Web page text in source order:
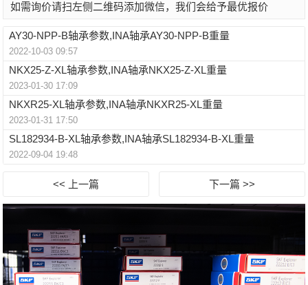
如需询价请扫左侧二维码添加微信，我们会给予最优报价
AY30-NPP-B轴承参数,INA轴承AY30-NPP-B重量
2022-10-03 09:57
NKX25-Z-XL轴承参数,INA轴承NKX25-Z-XL重量
2023-01-30 17:09
NKXR25-XL轴承参数,INA轴承NKXR25-XL重量
2023-01-31 17:50
SL182934-B-XL轴承参数,INA轴承SL182934-B-XL重量
2022-09-04 19:48
<< 上一篇 下一篇 >>